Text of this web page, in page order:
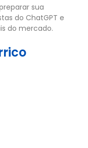
sua
do ChatGPT e
do mercado.